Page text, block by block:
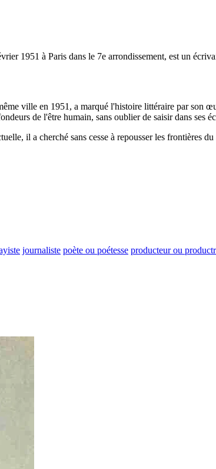
1951 à Paris dans le 7e arrondissement, est un
ville en 1951, a marqué l'histoire littéraire par son
de l'être humain, sans oublier de saisir dans ses
il a cherché sans cesse à repousser les frontières
journaliste poète ou poétesse producteur ou